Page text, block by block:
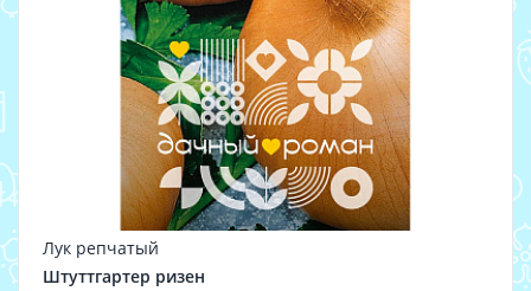
Лук репчатый
Штуттгартер ризен